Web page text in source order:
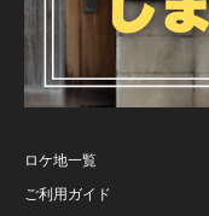
ロケ地一覧
ご利用ガイド